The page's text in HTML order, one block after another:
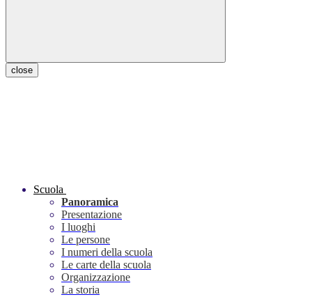
close
Scuola
Panoramica
Presentazione
I luoghi
Le persone
I numeri della scuola
Le carte della scuola
Organizzazione
La storia